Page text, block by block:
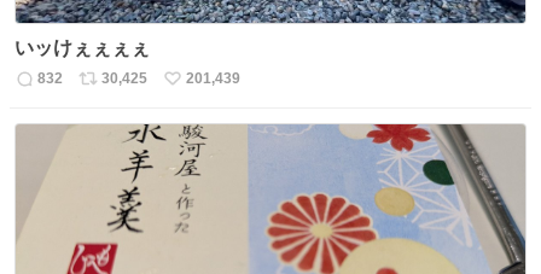
いッけぇぇぇぇ
返
832
リ
30,425
い
ね
数
201,439